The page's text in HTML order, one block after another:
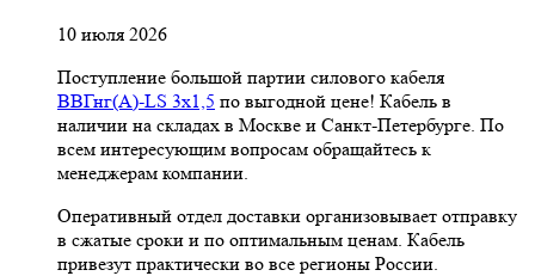
10 июля 2026
Поступление большой партии силового кабеля
ВВГнг(A)-LS 3х1,5 по выгодной цене! Кабель в
наличии на складах в Москве и Санкт-Петербурге. По
всем интересующим вопросам обращайтесь к
менеджерам компании.
Оперативный отдел доставки организовывает отправку
в сжатые сроки и по оптимальным ценам. Кабель
привезут практически во все регионы России.